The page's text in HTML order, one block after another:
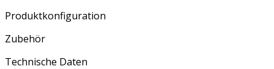
Produktkonfiguration
Zubehör
Technische Daten